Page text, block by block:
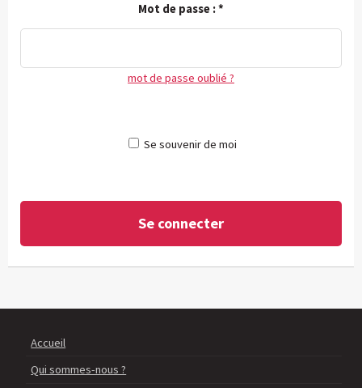
Mot de passe :*
mot de passe oublié ?
Se souvenir de moi
Accueil
Qui sommes-nous ?